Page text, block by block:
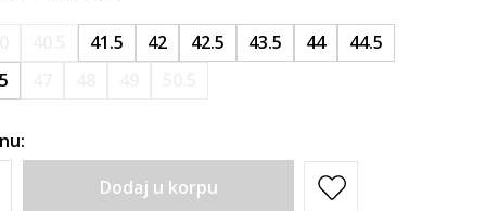
41.5 42 42.5 43.5 44
44.5
Dodaj u korpu